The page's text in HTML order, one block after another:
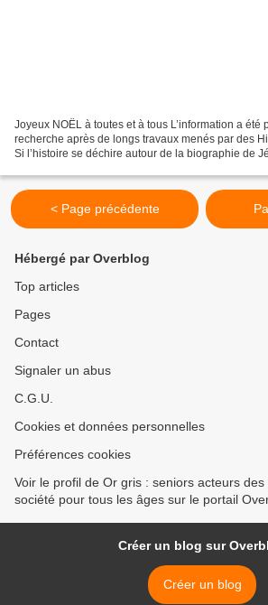
Joyeux NOËL à toutes et à tous L’information a été
recherche après de longs travaux menés par des
Si l’histoire se déchire autour de la biographie de
< Page précédente
Hébergé par Overblog
Top articles
Pages
Contact
Signaler un abus
C.G.U.
Cookies et données personnelles
Préférences cookies
Voir le profil de Or gris : seniors acteurs
société pour tous les âges sur le portail
Créer un blog sur
Créer un blog